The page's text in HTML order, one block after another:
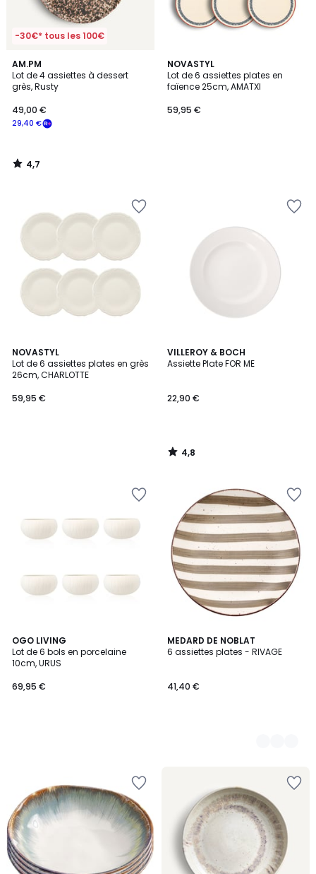
-30€* tous les 100€
AM.PM
Lot de 4 assiettes à dessert
grès, Rusty
29,40 €
49,00 €
4,7
/ 5
4,7
/
NOVASTYL
Lot de 6 assiettes plates en
faïence 25cm, AMATXI
59,95 €
NOVASTYL
Lot de 6 assiettes plates en grès
26cm, CHARLOTTE
59,95 €
VILLEROY & BOCH
Assiette Plate FOR ME
22,90 €
4,8
/ 5
4,8
/
OGO LIVING
Lot de 6 bols en porcelaine
10cm, URUS
69,95 €
MEDARD DE NOBLAT
6 assiettes plates - RIVAGE
41,40 €
4
Couleurs